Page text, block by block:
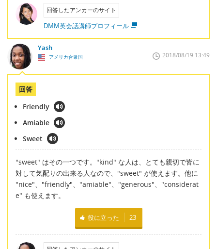
回答したアンカーのサイト
DMM英会話講師プロフィール
Yash
アメリカ合衆国 2018/08/19 13:49
回答
Friendly
Amiable
Sweet
"sweet" はその一つです。"kind" な人は、とても親切で皆に
対して気配りの出来る人なので、"sweet" が使えます。他に
"nice"、"friendly"、"amiable"、"generous"、"considerat
e" も使えます。
役に立った 23